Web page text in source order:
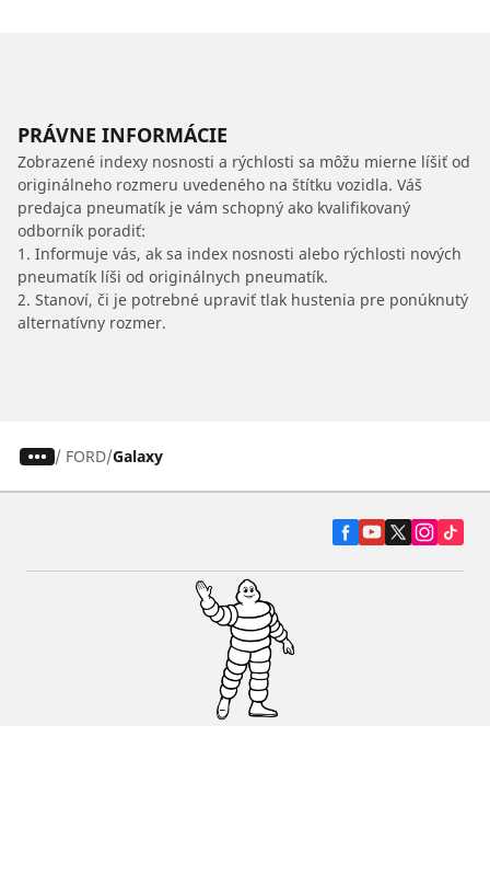
PRÁVNE INFORMÁCIE
Zobrazené indexy nosnosti a rýchlosti sa môžu mierne líšiť od
originálneho rozmeru uvedeného na štítku vozidla. Váš
predajca pneumatík je vám schopný ako kvalifikovaný
odborník poradiť:
1. Informuje vás, ak sa index nosnosti alebo rýchlosti nových
pneumatík líši od originálnych pneumatík.
2. Stanoví, či je potrebné upraviť tlak hustenia pre ponúknutý
alternatívny rozmer.
/ FORD Galaxy